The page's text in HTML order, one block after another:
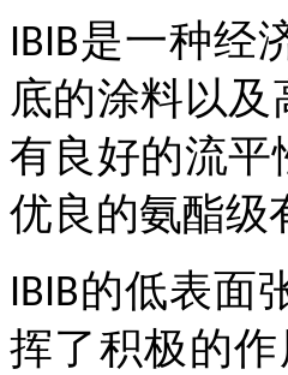
IBIB是一种经
底的涂料以
有良好的流平
优良的氨酯级
IBIB的低表面
挥了积极的